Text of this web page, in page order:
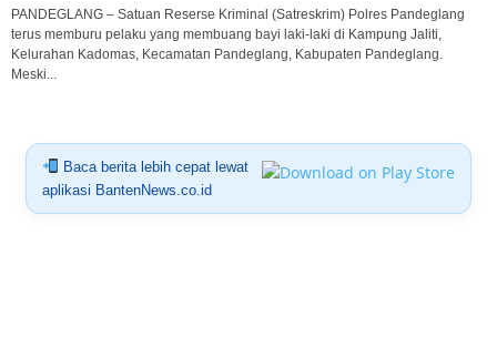
PANDEGLANG – Satuan Reserse Kriminal (Satreskrim) Polres Pandeglang
terus memburu pelaku yang membuang bayi laki-laki di Kampung Jaliti,
Kelurahan Kadomas, Kecamatan Pandeglang, Kabupaten Pandeglang.
Meski...
Baca berita lebih cepat lewat
aplikasi BantenNews.co.id